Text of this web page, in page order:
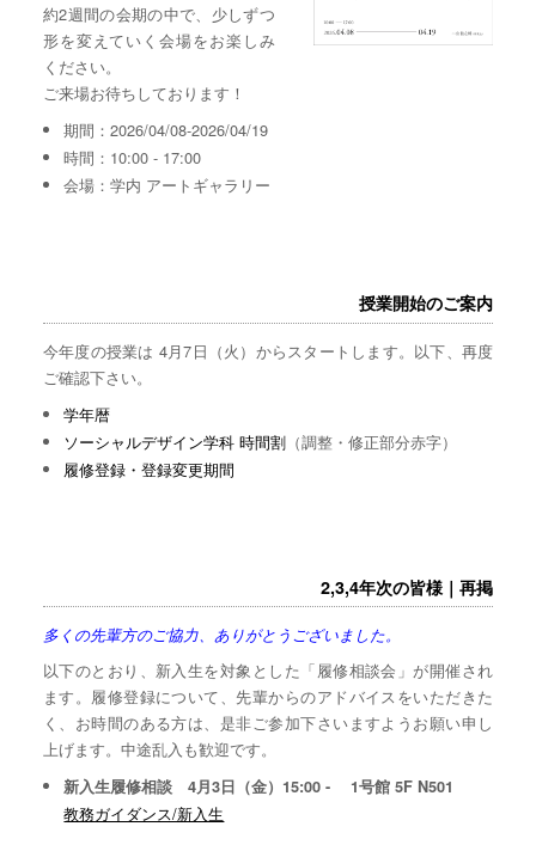
約2週間の会期の中で、少しずつ
形を変えていく会場をお楽しみ
ください。
ご来場お待ちしております！
期間：2026/04/08-2026/04/19
時間：10:00 - 17:00
会場：学内 アートギャラリー
授業開始のご案内
今年度の授業は 4月7日（火）からスタートします。以下、再度
ご確認下さい。
学年暦
ソーシャルデザイン学科 時間割 （調整・修正部分赤字）
履修登録・登録変更期間
2,3,4年次の皆様｜再掲
多くの先輩方のご協力、ありがとうございました。
以下のとおり、新入生を対象とした「履修相談会」が開催され
ます。履修登録について、先輩からのアドバイスをいただきた
く、お時間のある方は、是非ご参加下さいますようお願い申し
上げます。中途乱入も歓迎です。
新入生履修相談 4月3日（金）15:00 - 1号館 5F N501
教務ガイダンス/新入生